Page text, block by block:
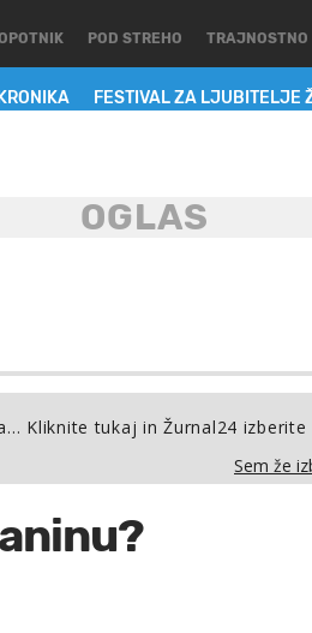
FESTIVAL ZA LJUBITELJE
POD STREHO TRAJNOSTNO
Kliknite tukaj in Žurnal24 izberite
Sem že